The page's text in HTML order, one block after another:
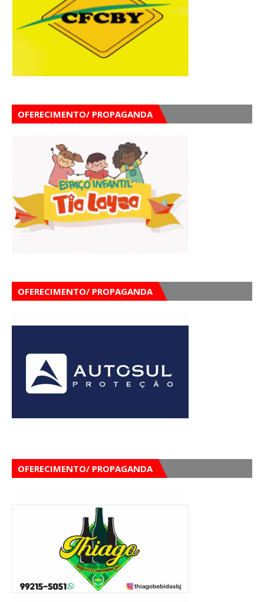
OFERECIMENTO/ PROPAGANDA
OFERECIMENTO/ PROPAGANDA
OFERECIMENTO/ PROPAGANDA